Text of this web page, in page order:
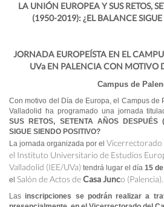
LA UNIÓN EUROPEA Y SUS RETOS,
(1950-2019): ¿EL BALANCE
JORNADA EUROPEÍSTA EN EL
UVa EN PALENCIA CON MOTIVO
Campus de
Con motivo del Día de Europa, el Campus de
Valladolid ha programado una jornada
SUS RETOS, SETENTA AÑOS
SIGUE SIENDO POSITIVO?
La jornada organizada por el Vicerrectorado
el Instituto Universitario de Estudios
Valladolid (IEE/UVa) tendrá lugar el día 15
el Salón de Actos deCasa Junco (Palencia).
Las inscripciones se podrán realizar a